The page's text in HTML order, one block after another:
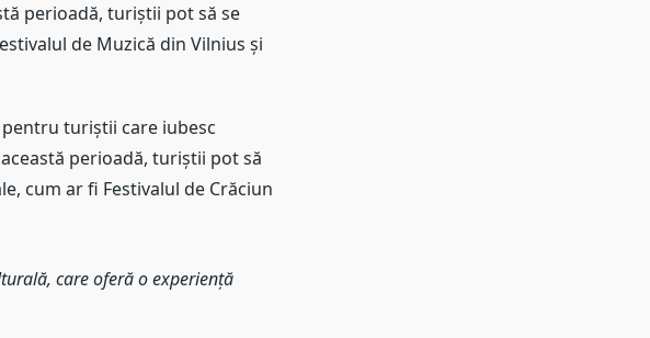
perioadă, turiștii pot să se
de Muzică din Vilnius și
turiștii care iubesc
perioadă, turiștii pot să
cum ar fi Festivalul de Crăciun
care oferă o experiență